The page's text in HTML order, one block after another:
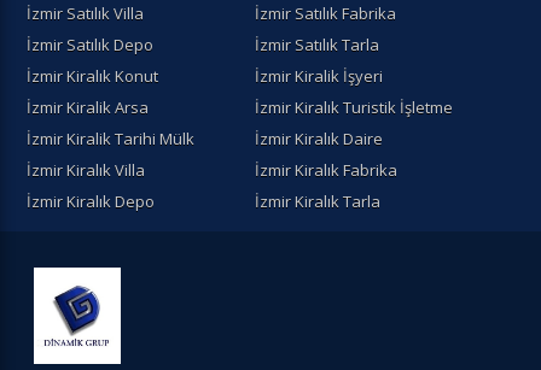
İzmir Satılık Villa
İzmir Satılık Fabrika
İzmir Satılık Depo
İzmir Satılık Tarla
İzmir Kiralık Konut
İzmir Kiralik İşyeri
İzmir Kiralik Arsa
İzmir Kiralık Turistik İşletme
İzmir Kiralik Tarihi Mülk
İzmir Kiralık Daire
İzmir Kiralık Villa
İzmir Kiralık Fabrika
İzmir Kiralık Depo
İzmir Kiralık Tarla